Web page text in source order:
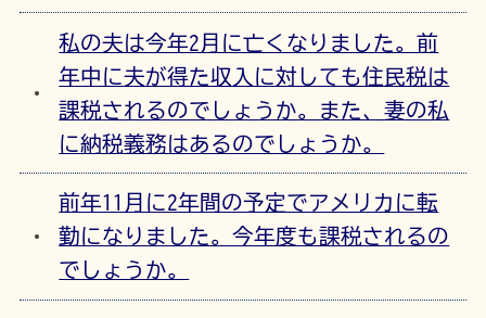
私の夫は今年2月に亡くなりました。前
年中に夫が得た収入に対しても住民税は
課税されるのでしょうか。また、妻の私
に納税義務はあるのでしょうか。
前年11月に2年間の予定でアメリカに転
勤になりました。今年度も課税されるの
でしょうか。